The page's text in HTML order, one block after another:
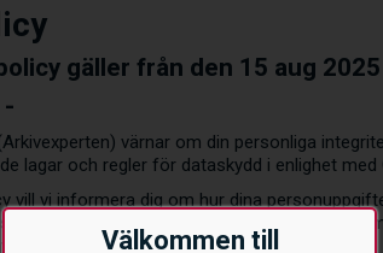
Välkommen till
gäller från den 15 aug 2025
värnar om din personliga
lagar och regler för dataskydd i enlighet med
vill vi informera dig om hur dina
med er förfrågan, beställning, köp